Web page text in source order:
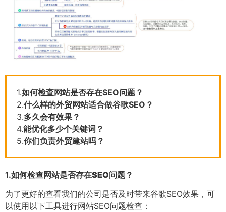
1.如何检查网站是否存在SEO问题？
2.什么样的外贸网站适合做谷歌SEO？
3.多久会有效果？
4.能优化多少个关键词？
5.你们负责外贸建站吗？
1.如何检查网站是否存在SEO问题？
为了更好的查看我们的公司是否及时带来谷歌SEO效果，可
以使用以下工具进行网站SEO问题检查：